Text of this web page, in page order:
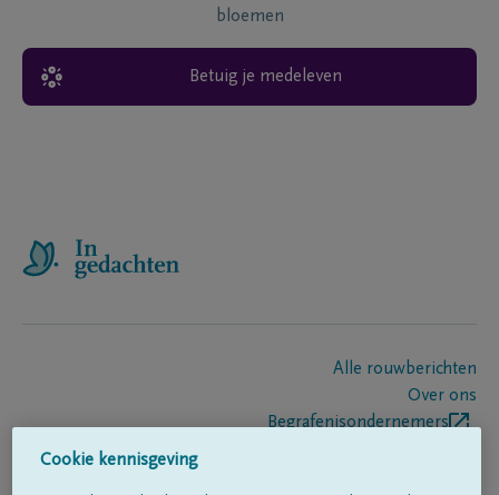
bloemen
Betuig je medeleven
Alle rouwberichten
Over ons
Begrafenisondernemers
Cookie kennisgeving